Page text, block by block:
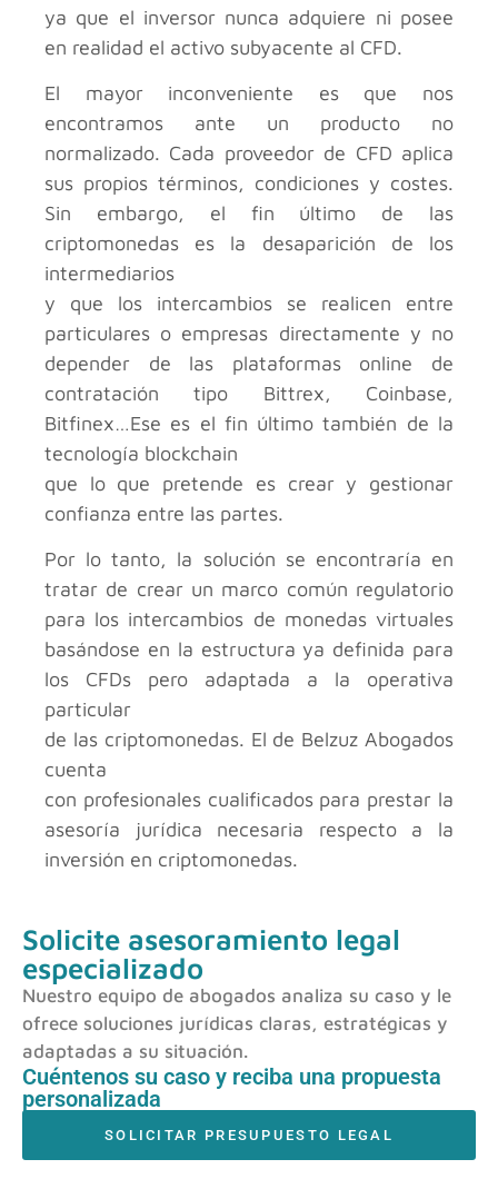
ya que el inversor nunca adquiere ni posee
en realidad el activo subyacente al CFD.
El mayor inconveniente es que nos
encontramos ante un producto no
normalizado. Cada proveedor de CFD aplica
sus propios términos, condiciones y costes.
Sin embargo, el fin último de las
criptomonedas es la desaparición de los
intermediarios
y que los intercambios se realicen entre
particulares o empresas directamente y no
depender de las plataformas online de
contratación tipo Bittrex, Coinbase,
Bitfinex…Ese es el fin último también de la
tecnología blockchain
que lo que pretende es crear y gestionar
confianza entre las partes.
Por lo tanto, la solución se encontraría en
tratar de crear un marco común regulatorio
para los intercambios de monedas virtuales
basándose en la estructura ya definida para
los CFDs pero adaptada a la operativa
particular
de las criptomonedas. El de Belzuz Abogados
cuenta
con profesionales cualificados para prestar la
asesoría jurídica necesaria respecto a la
inversión en criptomonedas.
Solicite asesoramiento legal
especializado
Nuestro equipo de abogados analiza su caso y le
ofrece soluciones jurídicas claras, estratégicas y
adaptadas a su situación.
Cuéntenos su caso y reciba una propuesta
personalizada
SOLICITAR PRESUPUESTO LEGAL